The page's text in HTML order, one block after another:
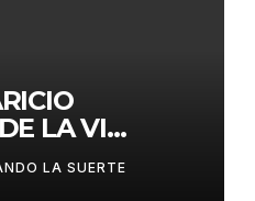
LA VI
LA SUERTE